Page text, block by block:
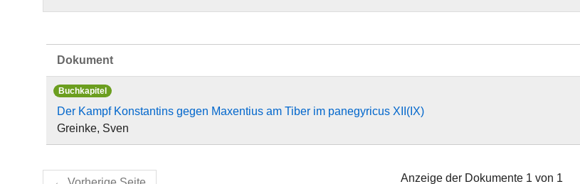
Dokument
Buchkapitel
Der Kampf Konstantins gegen Maxentius am Tiber im panegyricus XII(IX)
Greinke, Sven
Anzeige der Dokumente 1 von 1